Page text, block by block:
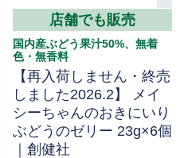
店舗でも販売
国内産ぶどう果汁50%、無着
色・無香料
【再入荷しません・終売
しました2026.2】 メイ
シーちゃんのおきにいり
ぶどうのゼリー 23g×6個
｜創健社